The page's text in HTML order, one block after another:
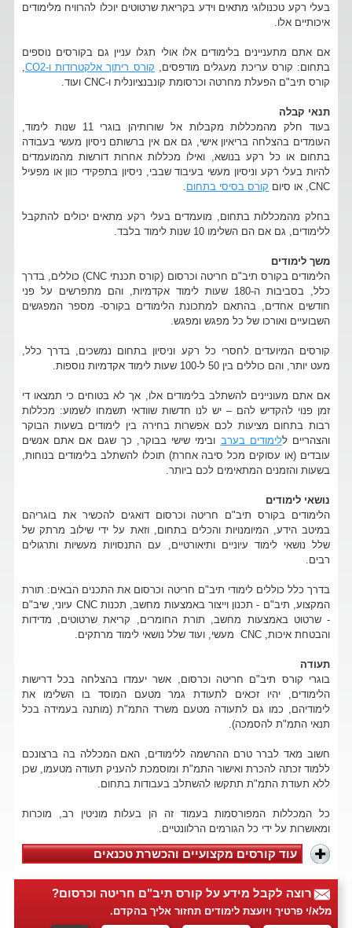
בעלי רקע טכנולוגי מתאים וידע בקריאת שרטוטים יוכלו להרוויח מלימודים
איכותיים אלו.
אם אתם מתעניינים בלימודים אלו אולי תגלו עניין גם בקורסים נוספים
בתחום: קורס עריכת מעגלים מודפסים, קורס ריתוך אלקטרודות ו-CO2
קורס תיב"ם הפעלת מחרטה וכרסומת קונבנציונלית ו-CNC ועוד.
תנאי קבלה
בעוד חלק מהמכללות מקבלות אל שורותיהן בוגרי 11 שנות לימוד,
העומדים בהצלחה בריאיון אישי, גם אם אין ברשותם ניסיון מעשי בעבודה
בתחום או כל רקע בנושא, ואילו מכללות אחרות דורשות מהמועמדים
להיות בעלי רקע וניסיון מעשי בעיבוד שבבי, ניסיון בתפקידי כוון או מפעיל
CNC, או סיום
קורס בסיסי בתחום
בחלק מהמכללות בתחום, מועמדים בעלי רקע מתאים יכולים להתקבל
ללימודים, גם אם הם השלימו 10 שנות לימוד בלבד.
משך לימודים
הלימודים בקורס תיב"ם חריטה וכרסום (קורס תכנתי CNC) כוללים, בדרך
כלל, בסביבות ה-180 שעות לימוד אקדמיות, והם מתפרשים על פני
חודשים אחדים, בהתאם למתכונת הלימודים בקורס- מספר המפגשים
השבועיים ואורכו של כל מפגש ומפגש.
קורסים המיועדים לחסרי כל רקע וניסיון בתחום נמשכים, בדרך כלל,
מעט יותר, והם כוללים בין 50 ל-100 שעות לימוד אקדמיות נוספות.
אם אתם מעוניינים להשתלב בלימודים אלו, אך לא בטוחים כי תמצאו די
זמן פנוי להקדיש להם – יש לנו חדשות שוודאי תשמחו לשמוע: מכללות
רבות בתחום מציעות לכם אפשרות בחירה בין לימודים בשעות הבוקר
והצהריים ללימודים בערב ובימי שישי בבוקר, כך שגם אם אתם אנשים
עובדים (או עסוקים מכל סיבה אחרת) תוכלו להשתלב בלימודים בנוחות,
בשעות והזמנים המתאימים לכם ביותר.
נושאי לימודים
הלימודים בקורס תיב"ם חריטה וכרסום דואגים להכשיר את בוגריהם
במיטב הידע, המיומנויות והכלים בתחום, וזאת על ידי שילוב מרתק של
שלל נושאי לימוד עיוניים ותיאורטיים, עם התנסויות מעשיות ותרגולים
רבים.
בדרך כלל כוללים לימודי תיב"ם חריטה וכרסום את התכנים הבאים: תורת
המקצוע, תיב"ם - תכנון וייצור באמצעות מחשב, תכנות CNC עיוני, שיב"ם
- שרטוט באמצעות מחשב, תורת החומרים, קריאת שרטוטים, מדידות
והבטחת איכות, CNC מעשי, ועוד שלל נושאי לימוד מרתקים.
תעודה
בוגרי קורס תיב"ם חריטה וכרסום, אשר יעמדו בהצלחה בכל דרישות
הלימודים, יהיו זכאים לתעודת גמר מטעם המוסד בו השלימו את
לימודיהם, כמו גם לתעודה מטעם משרד התמ"ת (מותנה בעמידה בכל
תנאי התמ"ת להסמכה).
חשוב מאד לברר טרם ההרשמה ללימודים, האם המכללה בה ברצונכם
ללמוד זכתה להכרת ואישור התמ"ת ומוסמכת להעניק תעודה מטעמו, שכן
ללא תעודת התמ"ת תתקשו להשתלב בעבודות בתחום.
כל המכללות המפורסמות בעמוד זה הן בעלות מוניטין רב, מוכרות
ומאושרות על ידי כל הגורמים הרלוונטיים.
עוד קורסים מקצועיים והכשרת טכנאים
רוצה לקבל מידע על קורס תיב"ם חריטה וכרסום?
מלא/י פרטיך ויועצת לימודים תחזור אליך בהקדם.